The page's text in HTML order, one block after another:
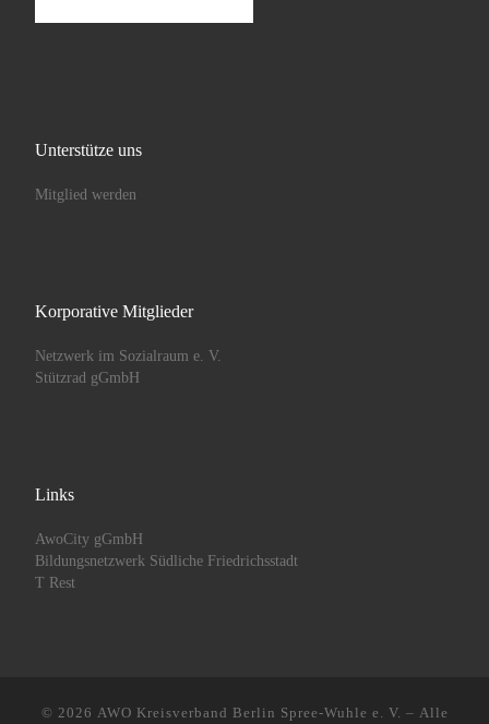
Unterstütze uns
Mitglied werden
Korporative Mitglieder
Netzwerk im Sozialraum e. V.
Stützrad gGmbH
Links
AwoCity gGmbH
Bildungsnetzwerk Südliche Friedrichsstadt
T Rest
© 2026 AWO Kreisverband Berlin Spree-Wuhle e. V. – Alle